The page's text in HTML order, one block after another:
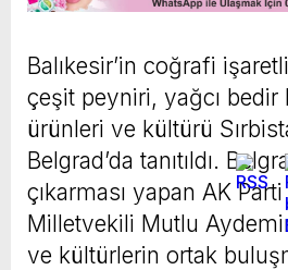
Balıkesir’in coğrafi
çeşit peyniri, yağcı bedir
ürünleri ve kültürü
Belgrad’da tanıtıldı.
çıkarması yapan AK Parti
Milletvekili Mutlu
ve kültürlerin ortak